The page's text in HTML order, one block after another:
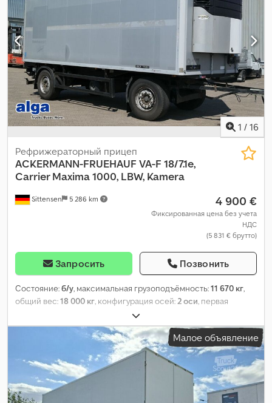
1 / 16
Sittensen 5 286 km
Рефрижераторный прицеп
ACKERMANN-FRUEHAUF VA-F 18/7.1e,
Carrier Maxima 1000, LBW, Kamera
4 900 €
Фиксированная цена без учета
НДС
(5 831 € брутто)
Запросить Позвонить
Состояние:б/у, максимальная грузоподъёмность:11 670 кг,
общий вес:18 000 кг, конфигурация осей:2 оси, первая
, длина грузового отсека:
ширина пространства для загрузки:2 495 мм, высота
2 250 мм, объем грузового пространства:40
9 050 мм, общая ширина:2 600 мм, общая
высота:3 700 мм, Оборудование: ABS, гидроборт
Малое объявление